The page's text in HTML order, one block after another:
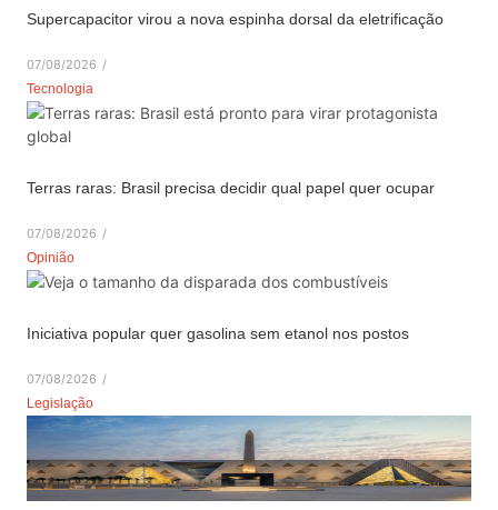
Supercapacitor virou a nova espinha dorsal da eletrificação
07/08/2026 /
Tecnologia
Terras raras: Brasil precisa decidir qual papel quer ocupar
07/08/2026 /
Opinião
Iniciativa popular quer gasolina sem etanol nos postos
07/08/2026 /
Legislação